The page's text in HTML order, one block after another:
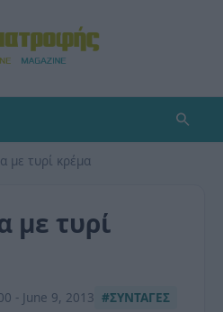
με τυρί κρέμα
με τυρί
- June 9, 2013 #ΣΥΝΤΑΓΕΣ